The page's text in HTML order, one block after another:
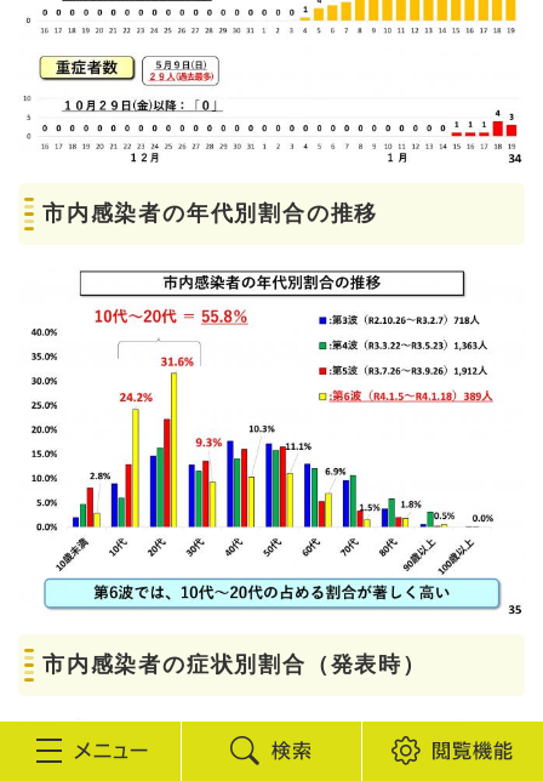
市内感染者の年代別割合の推移
市内感染者の症状別割合（発表時）